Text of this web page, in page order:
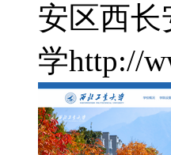
安区西长
学http://